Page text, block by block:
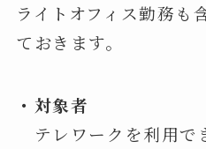
ライトオフィス勤務も
ておきます。
・対象者
テレワークを利用で